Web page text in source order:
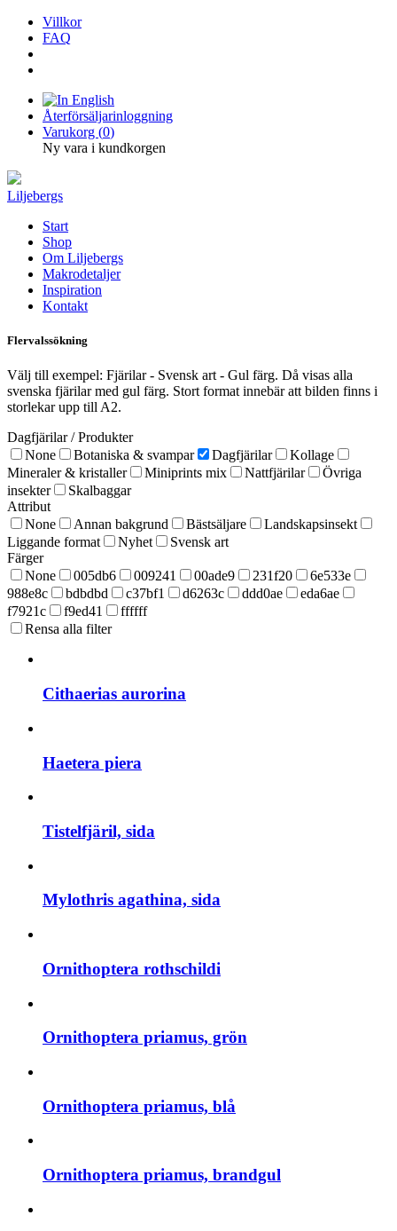
Villkor
FAQ
Återförsäljarinloggning
Varukorg (0)
Ny vara i kundkorgen
Liljebergs
Start
Shop
Om Liljebergs
Makrodetaljer
Inspiration
Kontakt
Flervalssökning
Välj till exempel: Fjärilar - Svensk art - Gul färg. Då visas alla
svenska fjärilar med gul färg. Stort format innebär att bilden finns i
storlekar upp till A2.
Dagfjärilar/ Produkter
None
Botaniska & svampar Dagfjärilar
Kollage
Mineraler & kristaller
Miniprints mix Nattfjärilar
Övriga
insekter
Skalbaggar
Attribut
None
Annan bakgrund Bästsäljare
Landskapsinsekt
Liggande format
Nyhet
Svensk art
Färger
None
005db6 009241 00ade9 231f20
6e533e
988e8c
bdbdbd c37bf1 d6263c ddd0ae
eda6ae
f7921c
f9ed41
ffffff
Rensa alla filter
Cithaerias aurorina
Haetera piera
Tistelfjäril, sida
Mylothris agathina, sida
Ornithoptera rothschildi
Ornithoptera priamus, grön
Ornithoptera priamus, blå
Ornithoptera priamus, brandgul